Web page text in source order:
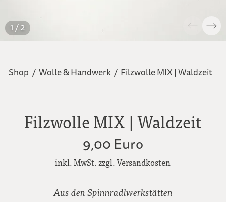
1 / 2
Shop / Wolle & Handwerk / Filzwolle MIX | Waldzeit
Filzwolle MIX | Waldzeit
9,00 Euro
inkl. MwSt. zzgl. Versandkosten
Aus den Spinnradlwerkstätten